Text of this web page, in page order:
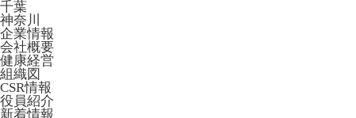
千葉
神奈川
企業情報
会社概要
健康経営
組織図
CSR情報
役員紹介
新着情報